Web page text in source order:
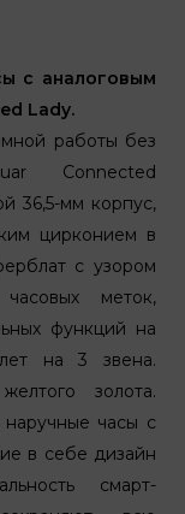
с аналоговым
Lady.
работы без
Connected
36,5-мм корпус,
цирконием в
с узором
меток,
функций на
на 3 звена.
золота.
часы с
в себе дизайн
смарт-